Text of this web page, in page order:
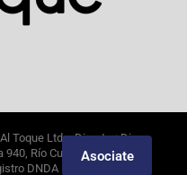
Toque Ltda. Director: Diego
Río Cuarto, Córdoba.
DNDA N°09649388.
Asociate